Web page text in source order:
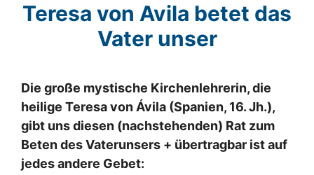
Teresa von Avila betet das
Vater unser
Die große mystische Kirchenlehrerin, die
heilige Teresa von Ávila (Spanien, 16. Jh.),
gibt uns diesen (nachstehenden) Rat zum
Beten des Vaterunsers + übertragbar ist auf
jedes andere Gebet: